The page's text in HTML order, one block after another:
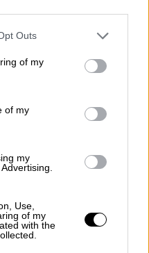
Outs
of my
of my
my
Use,
of my
with the
con el
combatir los
Filomena